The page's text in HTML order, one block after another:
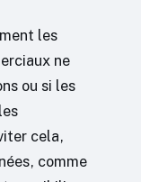
les
ne
ou si les
cela,
comme